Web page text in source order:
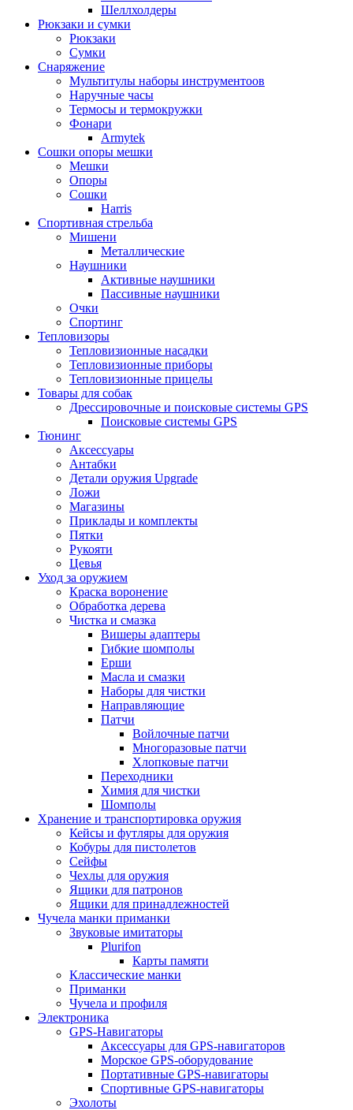
Шеллхолдеры
Рюкзаки и сумки
Рюкзаки
Сумки
Снаряжение
Мультитулы наборы инструментоов
Наручные часы
Термосы и термокружки
Фонари
Armytek
Сошки опоры мешки
Мешки
Опоры
Сошки
Harris
Спортивная стрельба
Мишени
Металлические
Наушники
Активные наушники
Пассивные наушники
Очки
Спортинг
Тепловизоры
Тепловизионные насадки
Тепловизионные приборы
Тепловизионные прицелы
Товары для собак
Дрессировочные и поисковые системы GPS
Поисковые системы GPS
Тюнинг
Аксессуары
Антабки
Детали оружия Upgrade
Ложи
Магазины
Приклады и комплекты
Пятки
Рукояти
Цевья
Уход за оружием
Краска воронение
Обработка дерева
Чистка и смазка
Вишеры адаптеры
Гибкие шомполы
Ерши
Масла и смазки
Наборы для чистки
Направляющие
Патчи
Войлочные патчи
Многоразовые патчи
Хлопковые патчи
Переходники
Химия для чистки
Шомполы
Хранение и транспортировка оружия
Кейсы и футляры для оружия
Кобуры для пистолетов
Сейфы
Чехлы для оружия
Ящики для патронов
Ящики для принадлежностей
Чучела манки приманки
Звуковые имитаторы
Plurifon
Карты памяти
Классические манки
Приманки
Чучела и профиля
Электроника
GPS-Навигаторы
Аксессуары для GPS-навигаторов
Морское GPS-оборудование
Портативные GPS-навигаторы
Спортивные GPS-навигаторы
Эхолоты